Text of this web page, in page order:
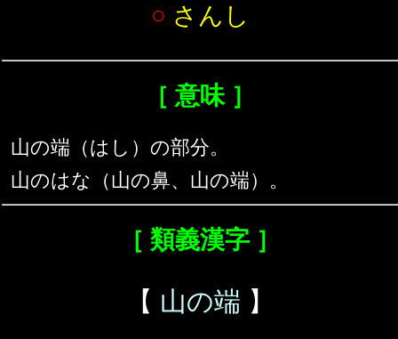
○ さんし
［ 意味 ］
山の端（はし）の部分。
山のはな（山の鼻、山の端）。
［ 類義漢字 ］
【 山の端 】